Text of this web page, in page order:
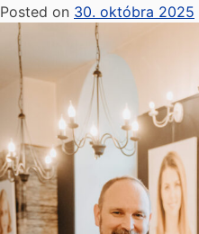
Posted on 30. októbra 2025